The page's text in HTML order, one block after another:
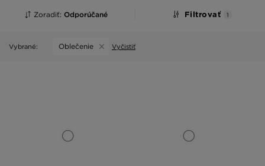
Zoradiť: Odporúčané Filtrovať 1
Vybrané: Oblečenie Vyčistiť